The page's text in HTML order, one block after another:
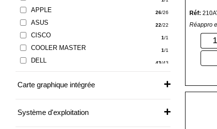
APPLE 26/26
ASUS 22/22
CISCO 1/1
COOLER MASTER 1/1
DELL 43/43
DIVERS
DYNABOOK /3
HP 62/62
LABO&SI /1
55/55
Carte graphique intégrée
Système d'exploitation
Réf:
Réappro